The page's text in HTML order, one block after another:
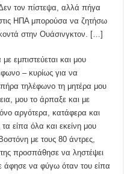
τον πίστεψα, αλλά πήγα
στις ΗΠΑ μπορούσα να ζητήσω
στην Ουάσινγκτον. […]
εμπιστεύεται και μου
– κυρίως για να
τηλέφωνο τη μητέρα μου
μου το άρπαξε και με
αργότερα, κατάφερα και
είπα όλα και εκείνη μου
με τους 80 άντρες,
προσπάθησε να ληστέψει
άφησε να φύγω όταν του είπα